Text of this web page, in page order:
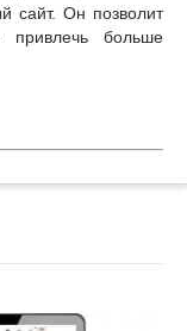
сайт. Он позволит
привлечь больше